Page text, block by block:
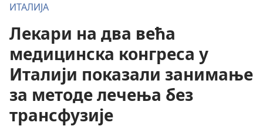
ИТАЛИЈА
Лекари на два већа
медицинска конгреса у
Италији показали занимање
за методе лечења без
трансфузије